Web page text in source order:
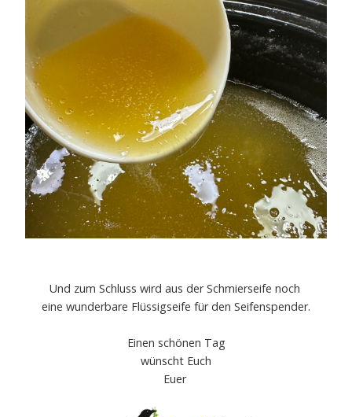
Und zum Schluss wird aus der Schmierseife noch
eine wunderbare Flüssigseife für den Seifenspender.
Einen schönen Tag
wünscht Euch
Euer